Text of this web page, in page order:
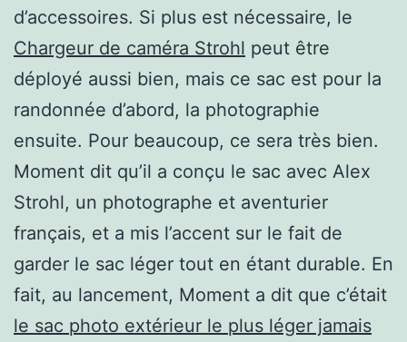
d’accessoires. Si plus est nécessaire, le
Chargeur de caméra Strohl peut être
déployé aussi bien, mais ce sac est pour la
randonnée d’abord, la photographie
ensuite. Pour beaucoup, ce sera très bien.
Moment dit qu’il a conçu le sac avec Alex
Strohl, un photographe et aventurier
français, et a mis l’accent sur le fait de
garder le sac léger tout en étant durable. En
fait, au lancement, Moment a dit que c’était
le sac photo extérieur le plus léger jamais